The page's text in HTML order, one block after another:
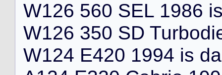
W126 560 SEL 1986 i
W126 350 SD Turbodi
W124 E420 1994 is da